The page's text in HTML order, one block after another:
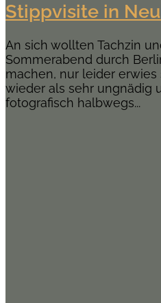
Stippvisite in
An sich wollten Tachzin
Sommerabend durch
machen, nur leider erwies
wieder als sehr ungnädig
fotografisch halbwegs...